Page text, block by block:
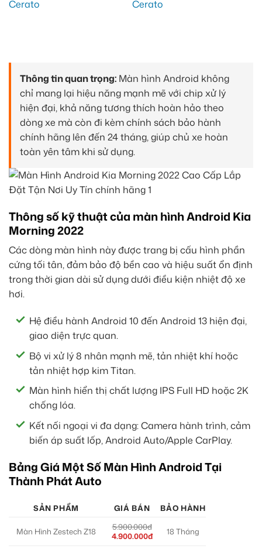
Thông tin quan trọng: Màn hình Android không
chỉ mang lại hiệu năng mạnh mẽ với chip xử lý
hiện đại, khả năng tương thích hoàn hảo theo
dòng xe mà còn đi kèm chính sách bảo hành
chính hãng lên đến 24 tháng, giúp chủ xe hoàn
toàn yên tâm khi sử dụng.
Thông số kỹ thuật của màn hình Android Kia
Morning 2022
Các dòng màn hình này được trang bị cấu hình phần
cứng tối tân, đảm bảo độ bền cao và hiệu suất ổn định
trong thời gian dài sử dụng dưới điều kiện nhiệt độ xe
hơi.
Hệ điều hành Android 10 đến Android 13 hiện đại,
giao diện trực quan.
Bộ vi xử lý 8 nhân mạnh mẽ, tản nhiệt khí hoặc
tản nhiệt hợp kim Titan.
Màn hình hiển thị chất lượng IPS Full HD hoặc 2K
chống lóa.
Kết nối ngoại vi đa dạng: Camera hành trình, cảm
biến áp suất lốp, Android Auto/Apple CarPlay.
Bảng Giá Một Số Màn Hình Android Tại
Thành Phát Auto
SẢN PHẨM GIÁ BÁN BẢO HÀNH
Màn Hình Zestech Z18
5.900.000đ
4.900.000đ
18 Tháng